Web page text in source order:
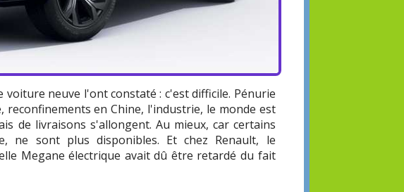
neuve l'ont constaté : c'est difficile. Pénurie
en Chine, l'industrie, le monde est
de livraisons s'allongent. Au mieux, car certains
ne sont plus disponibles. Et chez Renault, le
Megane électrique avait dû être retardé du fait